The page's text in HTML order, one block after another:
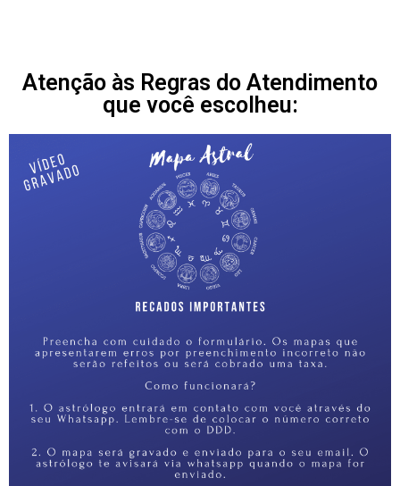
Atenção às Regras do Atendimento
que você escolheu: